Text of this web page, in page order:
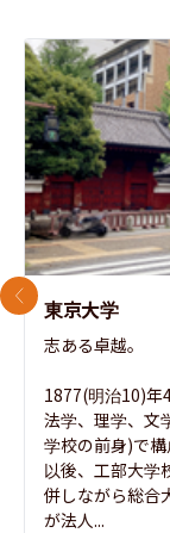
東京大学
志ある卓越。
1877(明治10)年
法学、理学、文
学校の前身)で構
以後、工部大学
併しながら総合
が法人...
前のスライド